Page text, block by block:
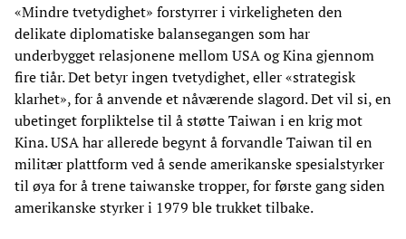
«Mindre tvetydighet» forstyrrer i virkeligheten den
delikate diplomatiske balansegangen som har
underbygget relasjonene mellom USA og Kina gjennom
fire tiår. Det betyr ingen tvetydighet, eller «strategisk
klarhet», for å anvende et nåværende slagord. Det vil si, en
ubetinget forpliktelse til å støtte Taiwan i en krig mot
Kina. USA har allerede begynt å forvandle Taiwan til en
militær plattform ved å sende amerikanske spesialstyrker
til øya for å trene taiwanske tropper, for første gang siden
amerikanske styrker i 1979 ble trukket tilbake.